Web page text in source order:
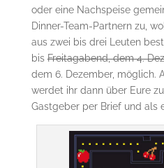
oder eine Nachspeise
Dinner-Team-Partnern zu,
aus zwei bis drei Leuten
bisFreitagabend, dem 4.
dem 6. Dezember, möglich.
werdet ihr dann über Eure
Gastgeber per Brief und als